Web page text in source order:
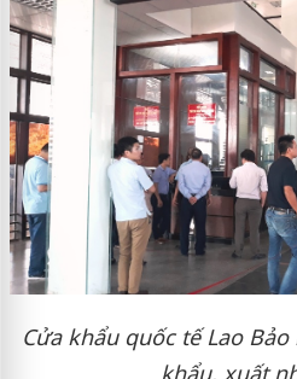
Cửa khẩu quốc tế Lao
khẩu, xuất